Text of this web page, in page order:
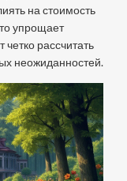
на стоимость
упрощает
рассчитать
неожиданностей.